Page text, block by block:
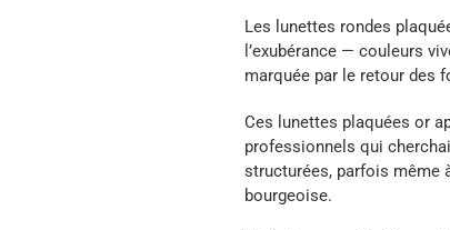
Les lunettes rondes
l’exubérance — couleurs
marquée par le retour des
Ces lunettes plaquées or
professionnels qui
structurées, parfois même
bourgeoise.